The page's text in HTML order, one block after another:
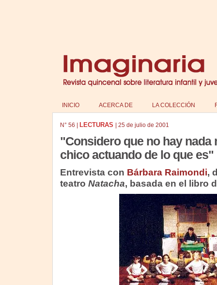
INICIO ACERCA DE LA COLECCIÓN
N° 56 LECTURAS 25 de julio de 2001
"Considero que no hay nada
chico actuando de lo que es"
Entrevista con Bárbara Raimondi,
teatro Natacha, basada en el libro